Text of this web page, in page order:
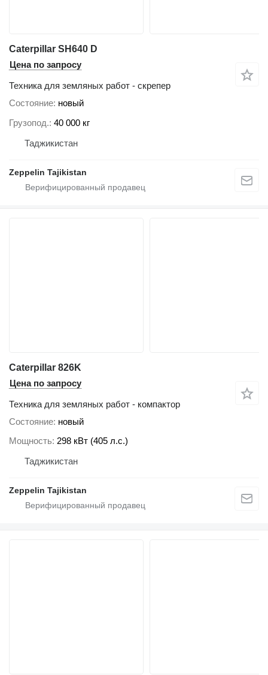
Caterpillar SH640 D
Цена по запросу
Техника для земляных работ - скрепер
Состояние новый
Грузопод. 40 000 кг
Таджикистан
Zeppelin Tajikistan
Caterpillar 826K
Цена по запросу
Техника для земляных работ - компактор
Состояние новый
Мощность 298 кВт (405 л.с.)
Таджикистан
Zeppelin Tajikistan